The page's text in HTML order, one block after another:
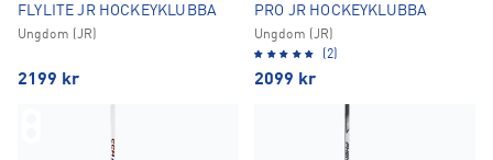
FLYLITE JR HOCKEYKLUBBA
Ungdom (JR)
2199 kr
PRO JR HOCKEYKLUBBA
Ungdom (JR)
(2)
2099 kr